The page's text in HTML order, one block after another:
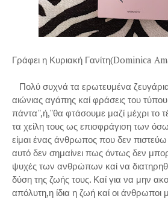
Γράφει η Κυριακή Γανίτη(Dominica
Πολύ συχνά τα ερωτευμένα
αιώνιας αγάπης καί φράσεις του
πάντα'',ή,''θα φτάσουμε μαζί μέχρι το
τα χείλη τους ως επισφράγιση των
είμαι ένας άνθρωπος που δεν
αυτό δεν σημαίνει πως όντως δεν
ψυχές των ανθρώπων καί να
δύση της ζωής τους. Καί για να μην
απόλυτη,η ίδια η ζωή καί οι άνθρωποι